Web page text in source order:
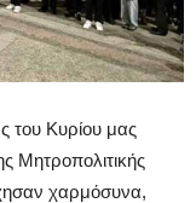
του Κυρίου μας
Μητροπολιτικής
χαρμόσυνα,